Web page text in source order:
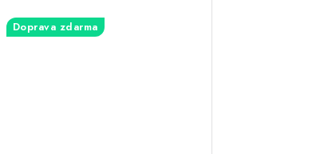
Doprava zdarma